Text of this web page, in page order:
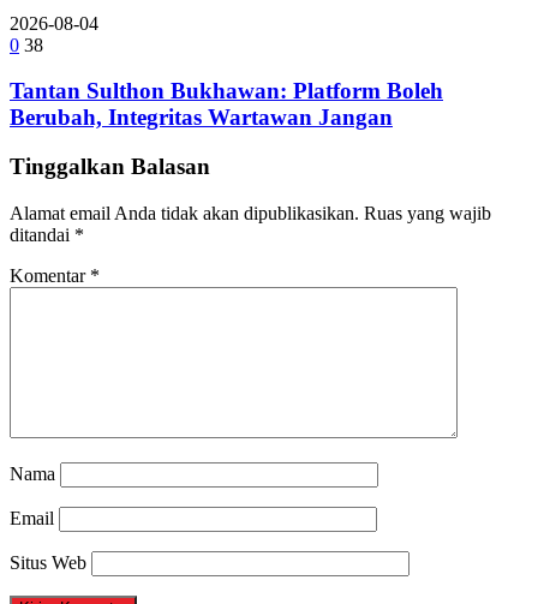
2026-08-04
0 38
Tantan Sulthon Bukhawan: Platform Boleh
Berubah, Integritas Wartawan Jangan
Tinggalkan Balasan
Alamat email Anda tidak akan dipublikasikan. Ruas yang wajib
ditandai *
Komentar *
Nama
Email
Situs Web